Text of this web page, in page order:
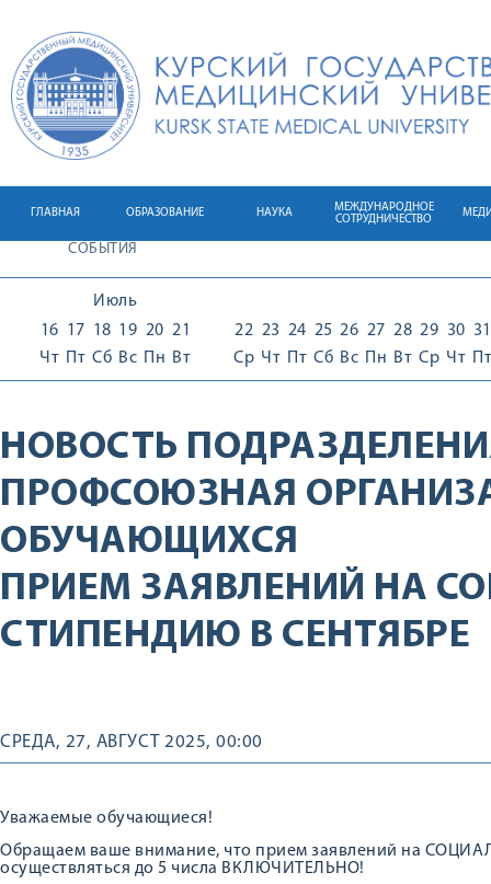
ГЛАВНАЯ ОБРАЗОВАНИЕ НАУКА
МЕЖДУНАРОДНОЕ
СОТРУДНИЧЕСТВО
СОБЫТИЯ
Июль
16
Чт
17
Пт
18
Сб
19
Вс
20
Пн
21
Вт
22
Ср
23
Чт
24
Пт
25
Сб
26
Вс
27
Пн
28
Вт
29
Ср
30
Чт
31
Пт
НОВОСТЬ
ПРОФСОЮЗНАЯ
ОБУЧАЮЩИХСЯ
ПРИЕМ ЗАЯВЛЕНИЙ НА
СТИПЕНДИЮ В СЕНТЯБРЕ
СРЕДА, 27, АВГУСТ 2025, 00:00
Уважаемые обучающиеся!
Обращаем ваше внимание, что прием заявлений на
осуществляться до 5 числа ВКЛЮЧИТЕЛЬНО!